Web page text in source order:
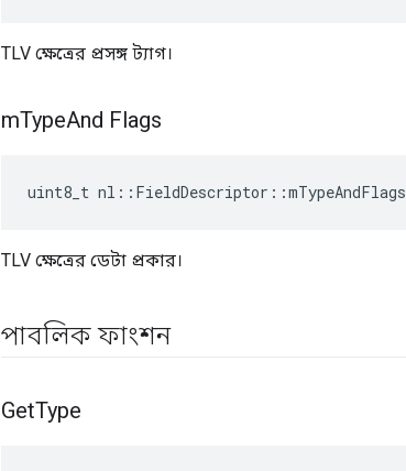
TLV ক্ষেত্রের প্রসঙ্গ ট্যাগ।
mTypeAnd Flags
uint8_t nl::FieldDescriptor::mTypeAndFlags
TLV ক্ষেত্রের ডেটা প্রকার।
পাবলিক ফাংশন
GetType